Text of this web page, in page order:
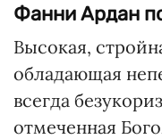
Фанни Ардан
Высокая,
обладающая
всегда
отмеченная